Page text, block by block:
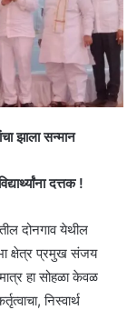
झाला सन्मान
दत्तक !
दोनगाव येथील
क्षेत्र प्रमुख संजय
हा सोहळा केवळ
निस्वार्थ